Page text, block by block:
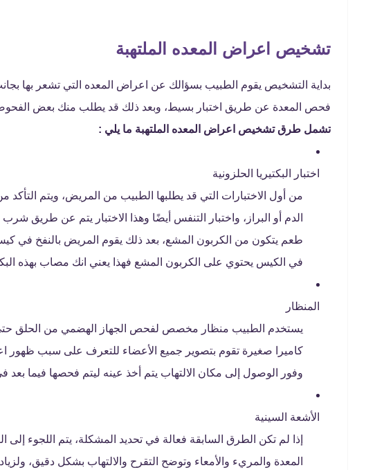
تشخيص اعراض المعده الملتهبة
بداية التشخيص يقوم الطبيب بسؤالك عن اعراض المعده التي تشعر بها
فحص المعدة عن طريق اختبار بسيط، وبعد ذلك قد يطلب منك بعض
تشمل طرق تشخيص اعراض المعده الملتهبة ما يلي :
اختبار البكتيريا الحلزونية
من أول الاختبارات التي قد يطلبها الطبيب من المريض، ويتم
الدم أو البراز، واختبار التنفس أيضًا وهذا الاختبار يتم عن
طعم يتكون من الكربون المشع، بعد ذلك يقوم المريض بالنفخ في كيس
في الكيس يحتوي على الكربون المشع فهذا يعني انك مصاب بهذه
المنظار
يستخدم الطبيب منظار مخصص لفحص الجهاز الهضمي من الحلق حتى
كاميرا صغيرة تقوم بتصوير جميع الأعضاء للتعرف على سبب ظهور
وفور الوصول إلى مكان الالتهاب يتم أخذ عينه ليتم فحصها فيما بعد
الأشعة السينية
إذا لم تكن الطرق السابقة فعالة في تحديد المشكلة، يتم اللجوء
المعدة والمريء والأمعاء وتوضح التقرح والالتهاب بشكل دقيق،